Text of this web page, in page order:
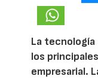
La tecnología
los
empresarial.